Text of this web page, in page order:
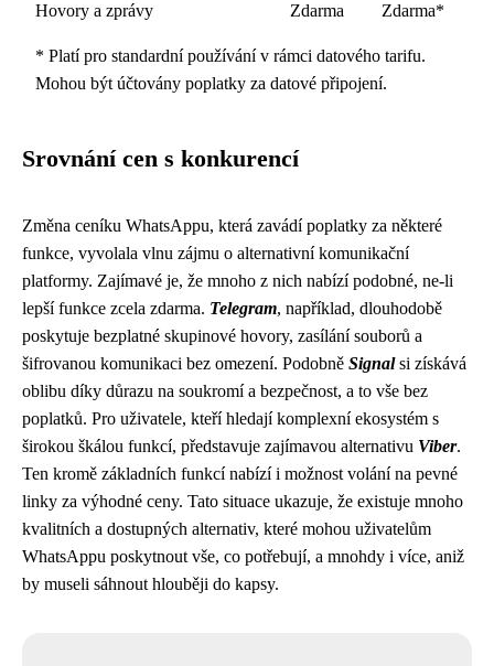
Hovory a zprávy Zdarma Zdarma*
* Platí pro standardní používání v rámci datového tarifu.
Mohou být účtovány poplatky za datové připojení.
Srovnání cen s konkurencí
Změna ceníku WhatsAppu, která zavádí poplatky za některé
funkce, vyvolala vlnu zájmu o alternativní komunikační
platformy. Zajímavé je, že mnoho z nich nabízí podobné, ne-li
lepší funkce zcela zdarma. Telegram, například, dlouhodobě
poskytuje bezplatné skupinové hovory, zasílání souborů a
šifrovanou komunikaci bez omezení. Podobně Signalsi získává
oblibu díky důrazu na soukromí a bezpečnost, a to vše bez
poplatků. Pro uživatele, kteří hledají komplexní ekosystém s
širokou škálou funkcí, představuje zajímavou alternativu Viber.
Ten kromě základních funkcí nabízí i možnost volání na pevné
linky za výhodné ceny. Tato situace ukazuje, že existuje mnoho
kvalitních a dostupných alternativ, které mohou uživatelům
WhatsAppu poskytnout vše, co potřebují, a mnohdy i více, aniž
by museli sáhnout hlouběji do kapsy.